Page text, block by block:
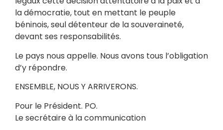
la démocratie, tout en mettant le peuple
béninois, seul détenteur de la souveraineté,
devant ses responsabilités.
Le pays nous appelle. Nous avons tous l’obligation
d’y répondre.
ENSEMBLE, NOUS Y ARRIVERONS.
Pour le Président. PO.
Le secrétaire à la communication